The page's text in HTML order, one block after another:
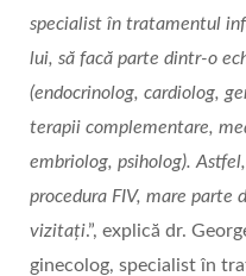
specialist în tratamentul
lui, să facă parte dintr-o
(endocrinolog, cardiolog,
terapii complementare,
embriolog, psiholog).
procedura FIV, mare parte
vizitați.”, explică dr.
ginecolog, specialist în